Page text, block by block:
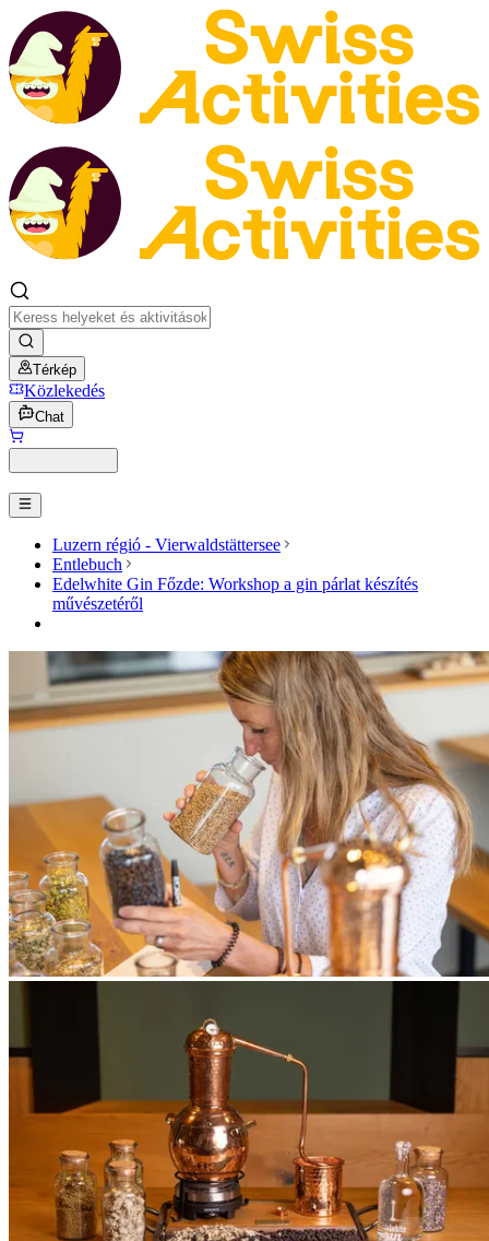
Térkép
Közlekedés
Chat
Luzern régió - Vierwaldstättersee
Entlebuch
Edelwhite Gin Főzde: Workshop a gin párlat készítés
művészetéről